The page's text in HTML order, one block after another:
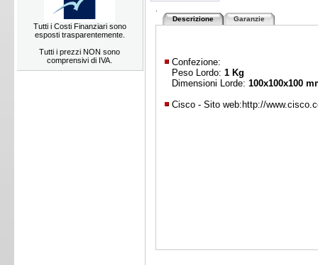
Tutti i Costi Finanziari sono
esposti trasparentemente.
Tutti i prezzi NON sono
comprensivi di IVA.
Descrizione Garanzie
Confezione:
Peso Lordo: 1 Kg
Dimensioni Lorde: 100x100x100
Cisco - Sito web: http://